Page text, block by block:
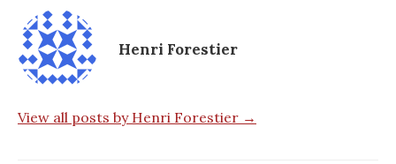
Henri Forestier
View all posts by Henri Forestier →